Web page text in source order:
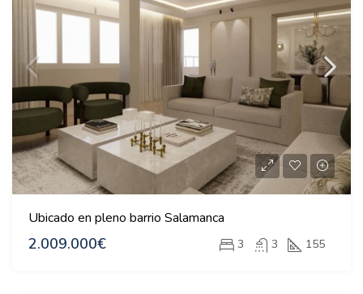
Ubicado en pleno barrio Salamanca
2.009.000€ 3 3 155